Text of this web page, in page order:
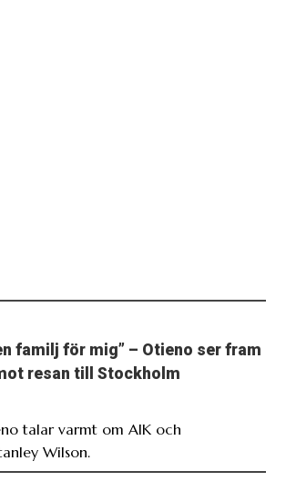
familj för mig” – Otieno ser fram
resan till Stockholm
talar varmt om AIK och
Wilson.